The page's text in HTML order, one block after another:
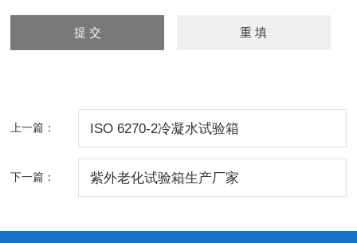
上一篇： ISO 6270-2冷凝水试验箱
下一篇： 紫外老化试验箱生产厂家